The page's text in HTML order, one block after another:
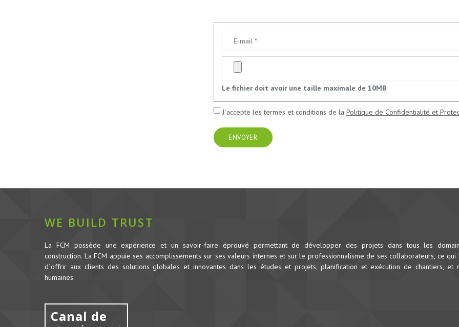
Le fichier doit avoir une taille maximale de 10MB
J`accepte les termes et conditions de la Politique de Confidentialité et
ENVOYER
WE BUILD TRUST
La FCM possède une expérience et un savoir-faire éprouvé permettant de développer des projets dans tous les
construction. La FCM appuie ses accomplissements sur ses valeurs internes et sur le professionnalisme de ses collaborateurs, ce
d`offrir aux clients des solutions globales et innovantes dans les études et projets, planification et exécution de chantiers, et
humaines.
Canal de